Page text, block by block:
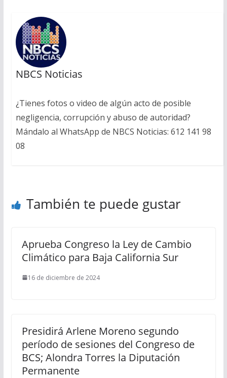
NBCS Noticias
¿Tienes fotos o video de algún acto de posible
negligencia, corrupción y abuso de autoridad?
Mándalo al WhatsApp de NBCS Noticias: 612 141 98
08
También te puede gustar
Aprueba Congreso la Ley de Cambio
Climático para Baja California Sur
16 de diciembre de 2024
Presidirá Arlene Moreno segundo
período de sesiones del Congreso de
BCS; Alondra Torres la Diputación
Permanente